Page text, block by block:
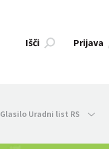
Išči Prijava
Glasilo Uradni list RS